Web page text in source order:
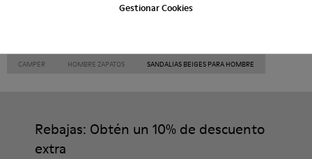
Gestionar Cookies
CAMPER HOMBRE ZAPATOS SANDALIAS BEIGES PARA HOMBRE
Rebajas: Obtén un 10% de descuento
extra